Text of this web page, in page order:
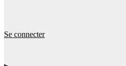
Se connecter